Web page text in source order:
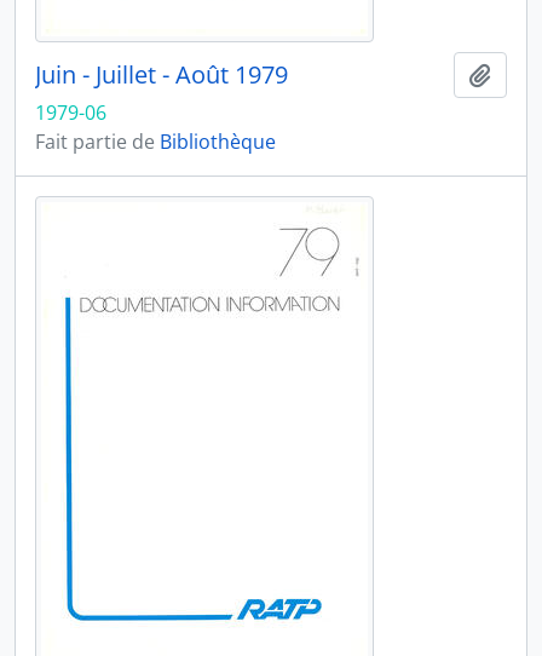
Juin - Juillet - Août 1979
1979-06
Fait partie de Bibliothèque